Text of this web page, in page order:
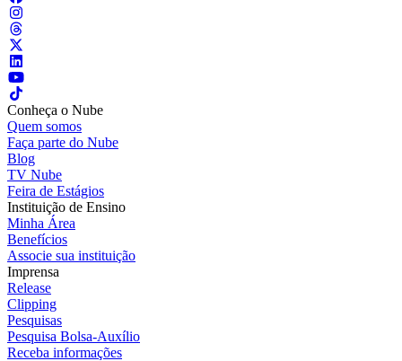
Conheça o Nube
Quem somos
Faça parte do Nube
Blog
TV Nube
Feira de Estágios
Instituição de Ensino
Minha Área
Benefícios
Associe sua instituição
Imprensa
Release
Clipping
Pesquisas
Pesquisa Bolsa-Auxílio
Receba informações